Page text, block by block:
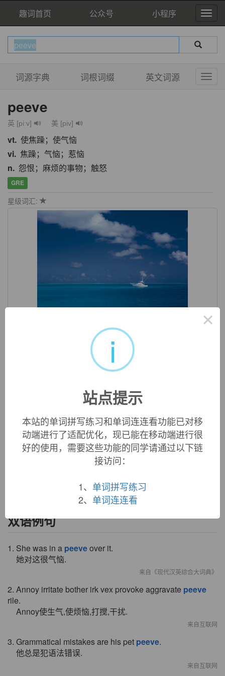
趣词首页 公众号 小程序
词源字典 词根词缀 英文词源
peeve
英 [piːv] 美 [piv]
vt. 使焦躁；使气恼
vi. 焦躁；气恼；惹恼
n. 怨恨；麻烦的事物；触怒
GRE
星级词汇:
来自peevish的回构词。
英文词源
peeve (v.)
), back-formation from
双语例句
1. She was in a peeveover it.
她对这很气恼.
来自《现代汉英综合大词典》
2. Annoy irritate bother irk vex provoke aggravate peeve
rile.
Annoy使生气,使烦恼,打搅,干扰.
来自互联网
3. Grammatical mistakes are his pet peeve.
他总是犯语法错误.
来自互联网
×
i
站点提示
本站的单词拼写练习和单词连连看功能已对移
动端进行了适配优化，现已能在移动端进行很
好的使用，需要这些功能的同学请通过以下链
接访问：
1、 单词拼写练习
2、 单词连连看